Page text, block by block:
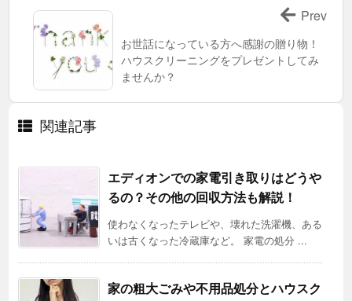
お世話になっている方へ感謝の贈り物！
ハウスクリーニングをプレゼントしてみ
ませんか？
Prev
関連記事
エディオンでの家電引き取りはどうや
るの？その他の回収方法も解説！
使わなくなったテレビや、壊れた洗濯機、ある
いは古くなった冷蔵庫など。 家電の処分 ...
家の粗大ごみや不用品処分とハウスク